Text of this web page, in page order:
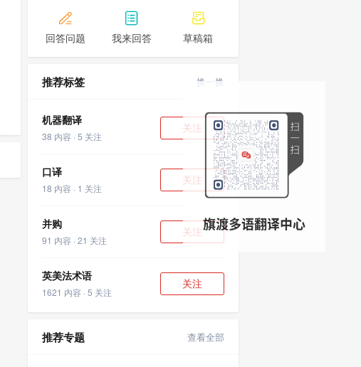

回答问题

我来回答

草稿箱
推荐标签 换一换
机器翻译
38 内容 · 5 关注
关注
口译
18 内容 · 1 关注
关注
并购
91 内容 · 21 关注
关注
英美法术语
1621 内容 · 5 关注
关注
推荐专题 查看全部